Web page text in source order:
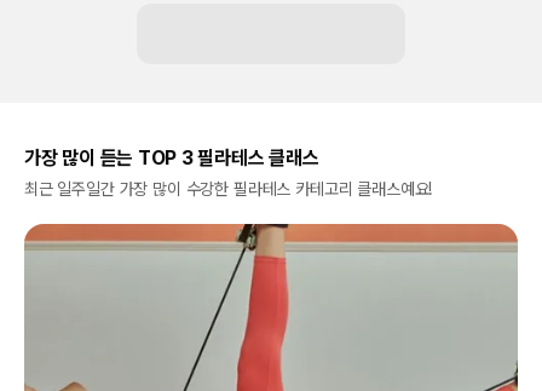
가장 많이 듣는 TOP 3 필라테스 클래스
최근 일주일간 가장 많이 수강한 필라테스 카테고리 클래스예요!